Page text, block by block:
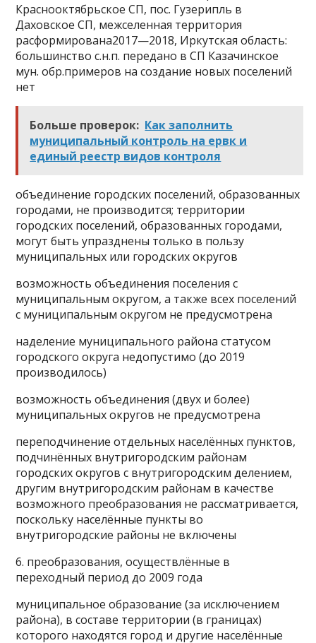
Краснооктябрьское СП, пос. Гузерипль в
Даховское СП, межселенная территория
расформирована2017—2018, Иркутская область:
большинство с.н.п. передано в СП Казачинское
мун. обр.примеров на создание новых поселений
нет
Больше проверок: Как заполнить
муниципальный контроль на ервк и
единый реестр видов контроля
объединение городских поселений, образованных
городами, не производится; территории
городских поселений, образованных городами,
могут быть упразднены только в пользу
муниципальных или городских округов
возможность объединения поселения с
муниципальным округом, а также всех поселений
с муниципальным округом не предусмотрена
наделение муниципального района статусом
городского округа недопустимо (до 2019
производилось)
возможность объединения (двух и более)
муниципальных округов не предусмотрена
переподчинение отдельных населённых пунктов,
подчинённых внутригородским районам
городских округов с внутригородским делением,
другим внутригородским районам в качестве
возможного преобразования не рассматривается,
поскольку населённые пункты во
внутригородские районы не включены
6. преобразования, осуществлённые в
переходный период до 2009 года
муниципальное образование (за исключением
района), в составе территории (в границах)
которого находятся город и другие населённые